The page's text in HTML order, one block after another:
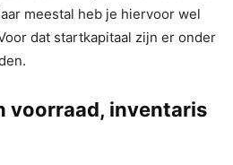
meestal heb je hiervoor wel
dat startkapitaal zijn er onder
voorraad, inventaris